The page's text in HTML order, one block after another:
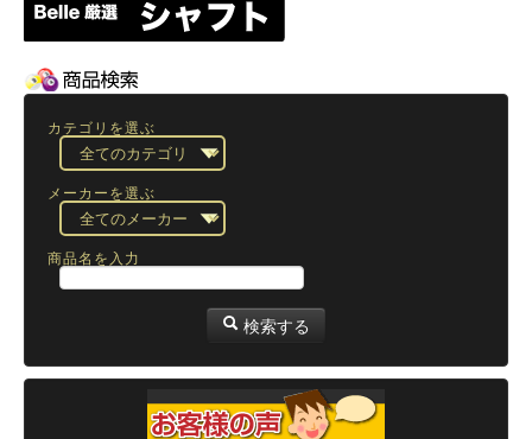
カテゴリを選ぶ
メーカーを選ぶ
商品名を入力
検索する